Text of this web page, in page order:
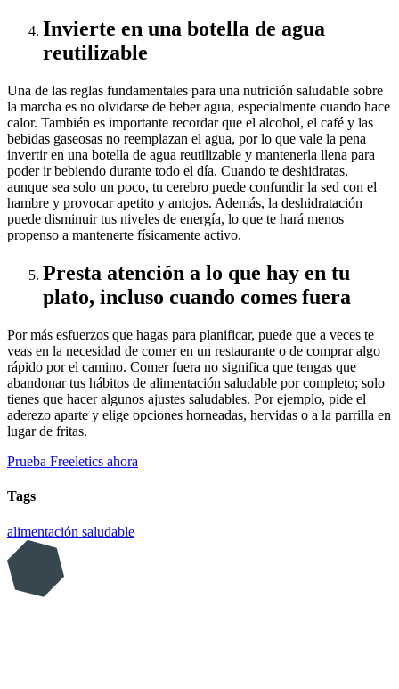
Invierte en una botella de agua
reutilizable
Una de las reglas fundamentales para una nutrición saludable sobre
la marcha es no olvidarse de beber agua, especialmente cuando hace
calor. También es importante recordar que el alcohol, el café y las
bebidas gaseosas no reemplazan el agua, por lo que vale la pena
invertir en una botella de agua reutilizable y mantenerla llena para
poder ir bebiendo durante todo el día. Cuando te deshidratas,
aunque sea solo un poco, tu cerebro puede confundir la sed con el
hambre y provocar apetito y antojos. Además, la deshidratación
puede disminuir tus niveles de energía, lo que te hará menos
propenso a mantenerte físicamente activo.
Presta atención a lo que hay en tu
plato, incluso cuando comes fuera
Por más esfuerzos que hagas para planificar, puede que a veces te
veas en la necesidad de comer en un restaurante o de comprar algo
rápido por el camino. Comer fuera no significa que tengas que
abandonar tus hábitos de alimentación saludable por completo; solo
tienes que hacer algunos ajustes saludables. Por ejemplo, pide el
aderezo aparte y elige opciones horneadas, hervidas o a la parrilla en
lugar de fritas.
Prueba Freeletics ahora
Tags
alimentación saludable